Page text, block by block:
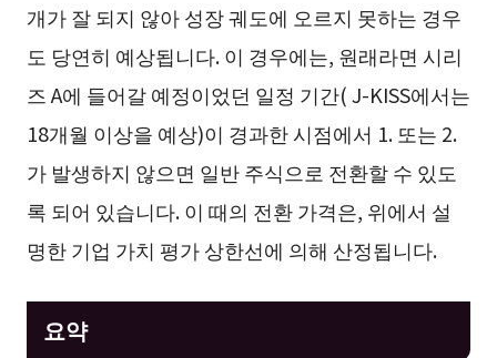
개가 잘 되지 않아 성장 궤도에 오르지 못하는 경우
도 당연히 예상됩니다. 이 경우에는, 원래라면 시리
즈 A에 들어갈 예정이었던 일정 기간( J-KISS에서는
18개월 이상을 예상)이 경과한 시점에서 1. 또는 2.
가 발생하지 않으면 일반 주식으로 전환할 수 있도
록 되어 있습니다. 이 때의 전환 가격은, 위에서 설
명한 기업 가치 평가 상한선에 의해 산정됩니다.
요약